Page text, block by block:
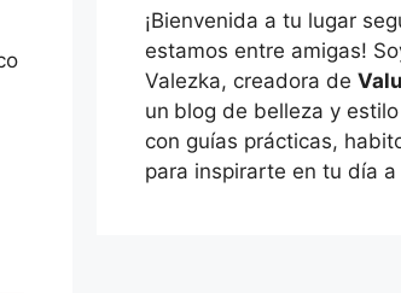
¡Bienvenida a tu lugar
estamos entre amigas!
Valezka, creadora de
un blog de belleza y
con guías prácticas,
para inspirarte en tu día a